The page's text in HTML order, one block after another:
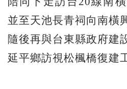
並至天池長青祠向南橫
隨後再與台東縣政府建
延平鄉訪視松楓橋復建